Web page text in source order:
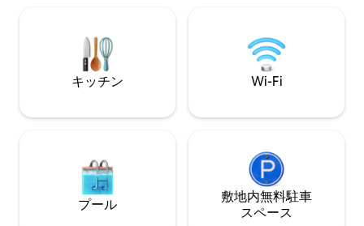
キッチン Wi-Fi
プール
敷地内無料駐⁠車
ス⁠ペ⁠ー⁠ス